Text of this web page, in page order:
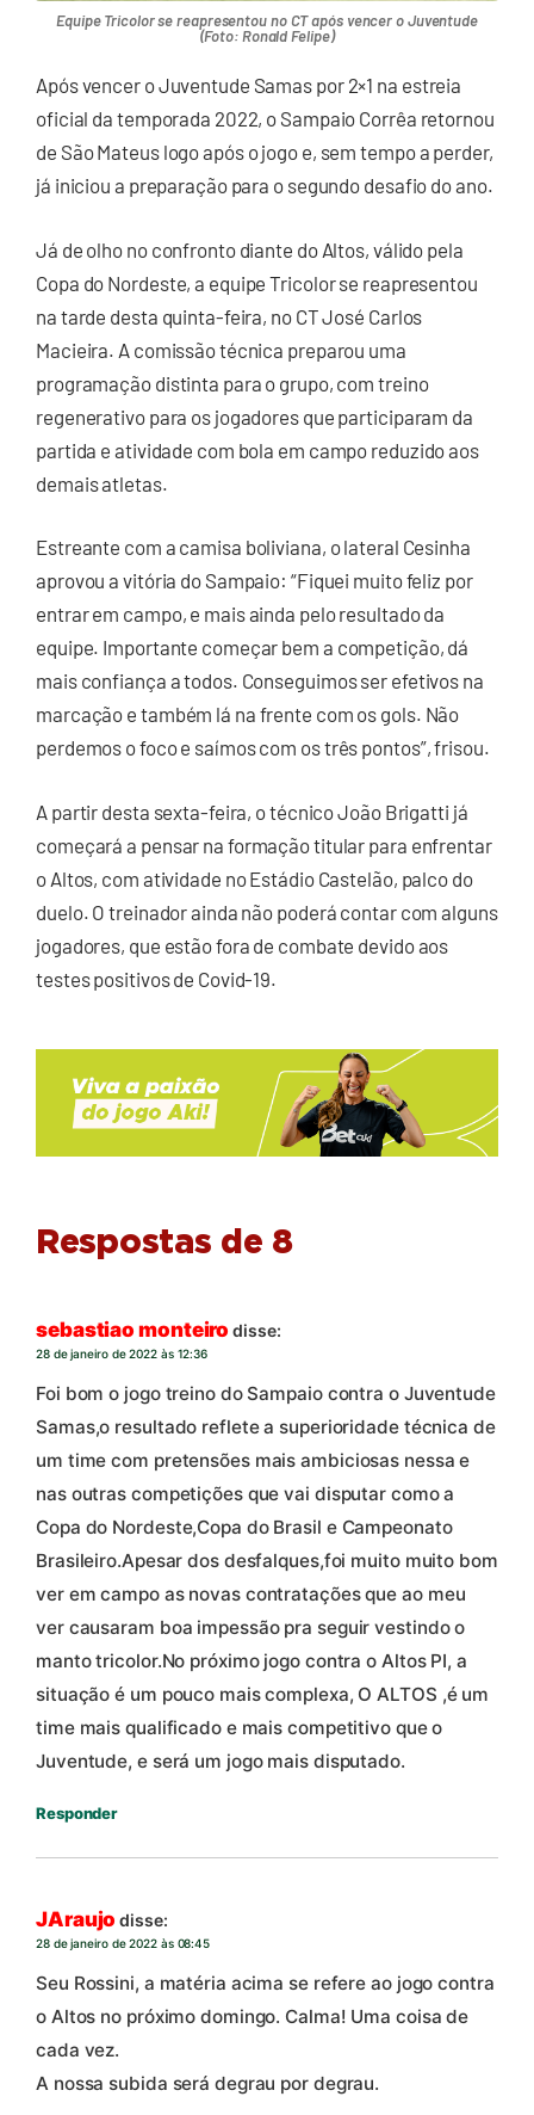
Equipe Tricolor se reapresentou no CT após vencer o Juventude
(Foto: Ronald Felipe)
Após vencer o Juventude Samas por 2×1 na estreia
oficial da temporada 2022, o Sampaio Corrêa retornou
de São Mateus logo após o jogo e, sem tempo a perder,
já iniciou a preparação para o segundo desafio do ano.
Já de olho no confronto diante do Altos, válido pela
Copa do Nordeste, a equipe Tricolor se reapresentou
na tarde desta quinta-feira, no CT José Carlos
Macieira. A comissão técnica preparou uma
programação distinta para o grupo, com treino
regenerativo para os jogadores que participaram da
partida e atividade com bola em campo reduzido aos
demais atletas.
Estreante com a camisa boliviana, o lateral Cesinha
aprovou a vitória do Sampaio: “Fiquei muito feliz por
entrar em campo, e mais ainda pelo resultado da
equipe. Importante começar bem a competição, dá
mais confiança a todos. Conseguimos ser efetivos na
marcação e também lá na frente com os gols. Não
perdemos o foco e saímos com os três pontos”, frisou.
A partir desta sexta-feira, o técnico João Brigatti já
começará a pensar na formação titular para enfrentar
o Altos, com atividade no Estádio Castelão, palco do
duelo. O treinador ainda não poderá contar com alguns
jogadores, que estão fora de combate devido aos
testes positivos de Covid-19.
Respostas de 8
sebastiao monteiro disse:
28 de janeiro de 2022 às 12:36
Foi bom o jogo treino do Sampaio contra o Juventude
Samas,o resultado reflete a superioridade técnica de
um time com pretensões mais ambiciosas nessa e
nas outras competições que vai disputar como a
Copa do Nordeste,Copa do Brasil e Campeonato
Brasileiro.Apesar dos desfalques,foi muito muito bom
ver em campo as novas contratações que ao meu
ver causaram boa impessão pra seguir vestindo o
manto tricolor.No próximo jogo contra o Altos PI, a
situação é um pouco mais complexa, O ALTOS ,é um
time mais qualificado e mais competitivo que o
Juventude, e será um jogo mais disputado.
Responder
JAraujo disse:
28 de janeiro de 2022 às 08:45
Seu Rossini, a matéria acima se refere ao jogo contra
o Altos no próximo domingo. Calma! Uma coisa de
cada vez.
A nossa subida será degrau por degrau.